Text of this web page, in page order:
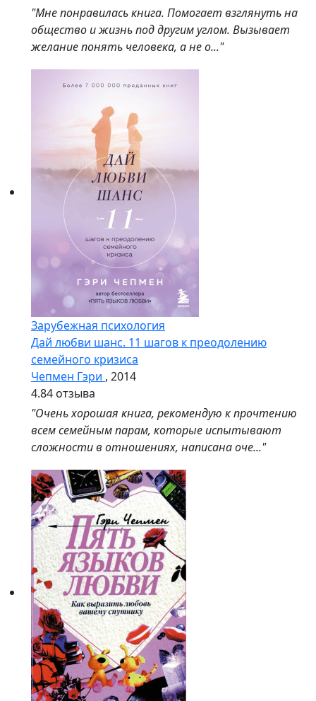
"Мне понравилась книга. Помогает взглянуть на
общество и жизнь под другим углом. Вызывает
желание понять человека, а не о..."
Зарубежная психология
Дай любви шанс. 11 шагов к преодолению
семейного кризиса
Чепмен Гэри , 2014
4.84 отзыва
"Очень хорошая книга, рекомендую к прочтению
всем семейным парам, которые испытывают
сложности в отношениях, написана оче..."